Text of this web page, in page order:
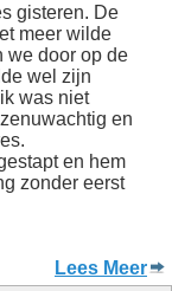
gisteren. De
meer wilde
we door op de
wel zijn
was niet
en
en hem
zonder eerst
Lees Meer